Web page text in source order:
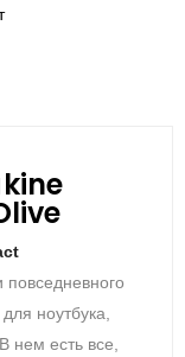
ноутбука,
нем есть все,